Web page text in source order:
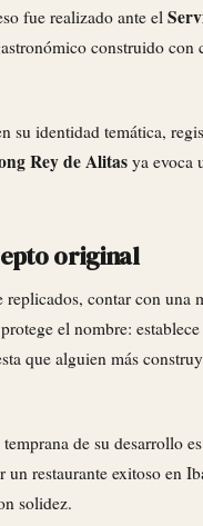
fue realizado ante el
construido con
su identidad temática,
Rey de Alitas ya evoca
original
contar con una
el nombre:
que alguien más
de su desarrollo
restaurante exitoso en
solidez.